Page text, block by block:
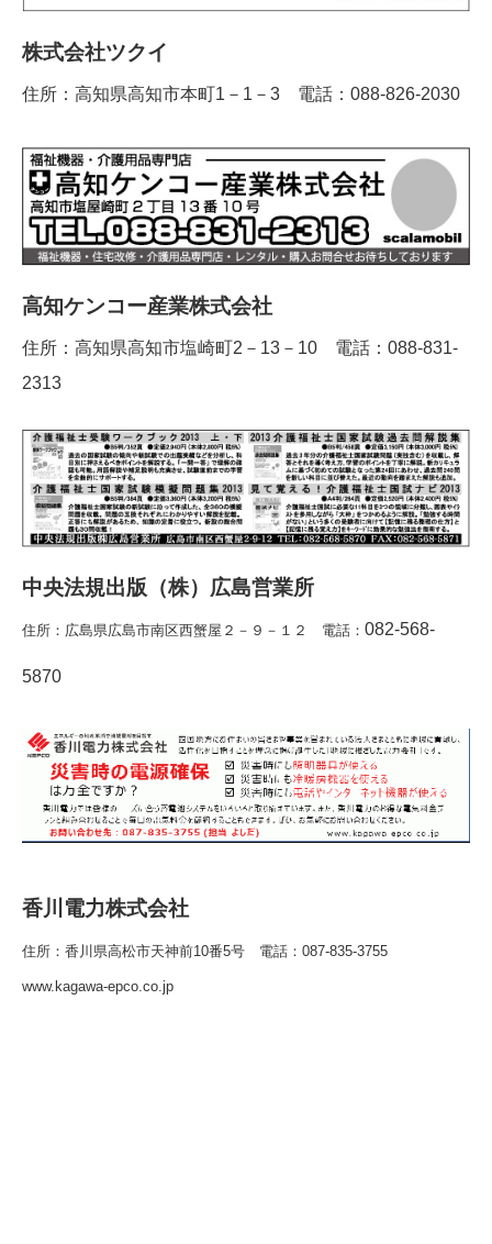
株式会社ツクイ
住所：高知県高知市本町1－1－3 電話：088-826-2030
高知ケンコー産業株式会社
住所：高知県高知市塩崎町2－13－10 電話：088-831-
2313
中央法規出版（株）広島営業所
住所：広島県広島市南区西蟹屋２－９－１２ 電話： 082-568-
5870
香川電力株式会社
住所：香川県高松市天神前10番5号 電話：087-835-3755
www.kagawa-epco.co.jp